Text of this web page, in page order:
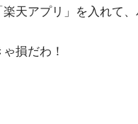
天アプリ」を入れて
損だわ！